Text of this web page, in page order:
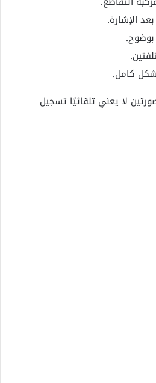
الإشارة.
بوضوح.
كامل.
لا يعني تلقائيًا تسجيل